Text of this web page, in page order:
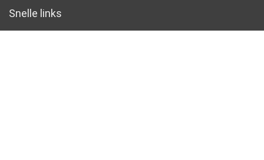
Snelle links